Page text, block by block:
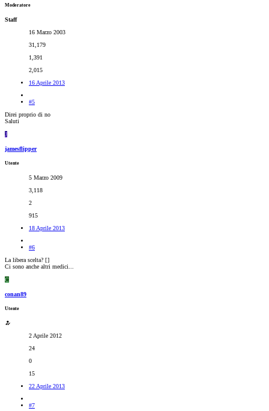
Moderatore
Staff
16 Marzo 2003
31,179
1,391
2,015
16 Aprile 2013
#5
Direi proprio di no
Saluti
J
jamesflipper
Utente
5 Marzo 2009
3,118
2
915
18 Aprile 2013
#6
La libera scelta? []
Ci sono anche altri medici...
C
conan89
Utente
2 Aprile 2012
24
0
15
22 Aprile 2013
#7